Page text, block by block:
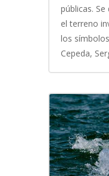
públicas.
el terreno
los
Cepeda,